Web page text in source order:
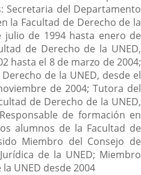
Secretaria del Departamento
la Facultad de Derecho de la
julio de 1994 hasta enero de
de Derecho de la UNED,
hasta el 8 de marzo de 2004;
de la UNED, desde el
de 2004; Tutora del
de Derecho de la UNED,
de formación en
alumnos de la Facultad de
Miembro del Consejo de
de la UNED; Miembro
UNED desde 2004